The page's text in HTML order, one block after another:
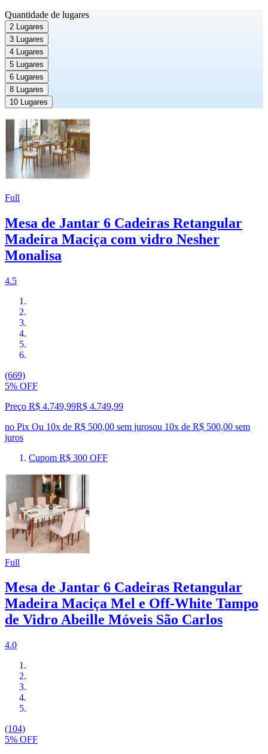
Quantidade de lugares
2 Lugares
3 Lugares
4 Lugares
5 Lugares
6 Lugares
8 Lugares
10 Lugares
Full
Mesa de Jantar 6 Cadeiras Retangular
Madeira Maciça com vidro Nesher
Monalisa
4.5
(669)
5% OFF
Preço R$ 4.749,99R$ 4.749,99
no Pix Ou 10x de R$ 500,00 sem jurosou 10x de R$ 500,00 sem
juros
Cupom R$ 300 OFF
Full
Mesa de Jantar 6 Cadeiras Retangular
Madeira Maciça Mel e Off-White Tampo
de Vidro Abeille Móveis São Carlos
4.0
(104)
5% OFF